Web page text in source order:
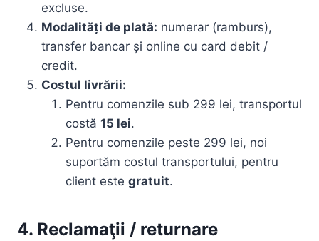
excluse.
Modalități de plată: numerar (ramburs),
transfer bancar și online cu card debit /
credit.
Costul livrării:
Pentru comenzile sub 299 lei, transportul
costă 15 lei.
Pentru comenzile peste 299 lei, noi
suportăm costul transportului, pentru
client este gratuit.
4. Reclamaţii / returnare